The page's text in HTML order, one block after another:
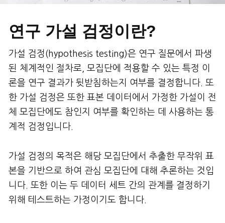
연구 가설 검정이란?
가설 검정(hypothesis testing)은 연구 질문에서 파생
된 체계적인 절차로, 모집단에 적용할 수 있는 특정 이
론을 연구 결과가 뒷받침하는지 여부를 결정합니다. 또
한 가설 검정은 또한 표본 데이터에서 가정한 가설이 전
체 모집단에도 참인지 여부를 확인하는 데 사용하는 통
계적 검정입니다.
가설 검정의 목적은 해당 모집단에서 추출한 무작위 표
본을 기반으로 하여 관심 모집단에 대해 추론하는 것입
니다. 또한 이는 두 데이터 세트 간의 관계를 결정하기
위해 테스트하는 가정이기도 합니다.